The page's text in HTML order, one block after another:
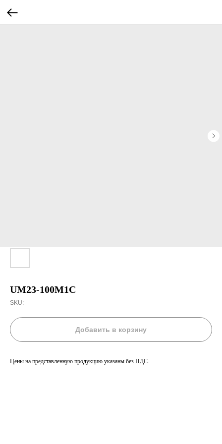
UM23-100M1C
SKU:
Добавить в корзину
Цены на представленную продукцию указаны без НДС.